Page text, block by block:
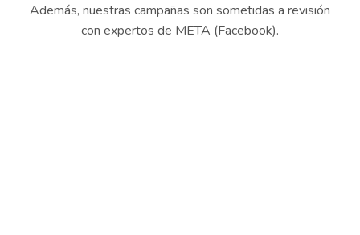
Además, nuestras campañas son sometidas a revisión
con expertos de META (Facebook).